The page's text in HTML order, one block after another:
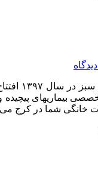
بیماریهای
خانگی شما در کرج